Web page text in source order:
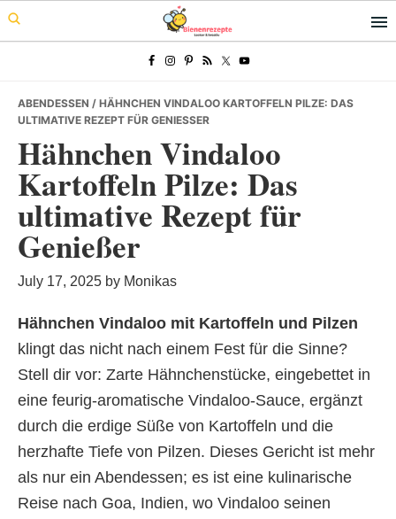
Skip
to
Skip
to
Skip
to
ABENDESSEN / HÄHNCHEN VINDALOO KARTOFFELN PILZE: DAS
ULTIMATIVE REZEPT FÜR GENIESSER
Hähnchen Vindaloo
Kartoffeln Pilze: Das
ultimative Rezept für
Genießer
July 17, 2025 by Monikas
Hähnchen Vindaloo mit Kartoffeln und Pilzen
klingt das nicht nach einem Fest für die Sinne?
Stell dir vor: Zarte Hähnchenstücke, eingebettet in
eine feurig-aromatische Vindaloo-Sauce, ergänzt
durch die erdige Süße von Kartoffeln und die
herzhafte Tiefe von Pilzen. Dieses Gericht ist mehr
als nur ein Abendessen; es ist eine kulinarische
Reise nach Goa, Indien, wo Vindaloo seinen